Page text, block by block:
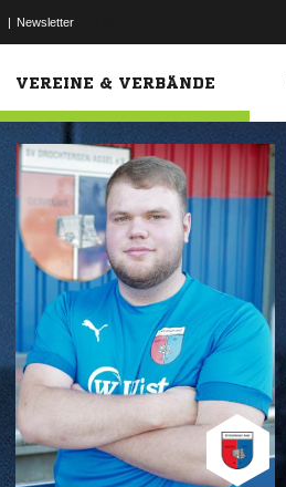
| Newsletter
VEREINE & VERBÄNDE